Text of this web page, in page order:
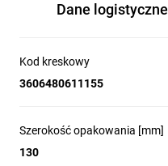
Dane logistyczne
Kod kreskowy
3606480611155
Szerokość opakowania [mm]
130